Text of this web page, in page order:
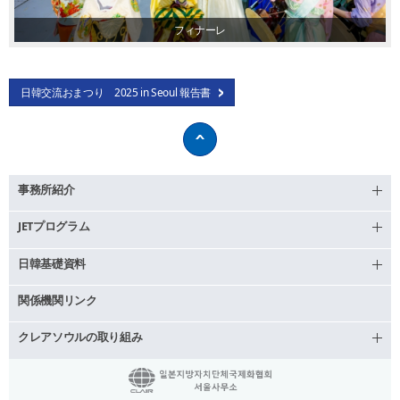
フィナーレ
日韓交流おまつり 2025 in Seoul 報告書
事務所紹介
JETプログラム
日韓基礎資料
関係機関リンク
クレアソウルの取り組み